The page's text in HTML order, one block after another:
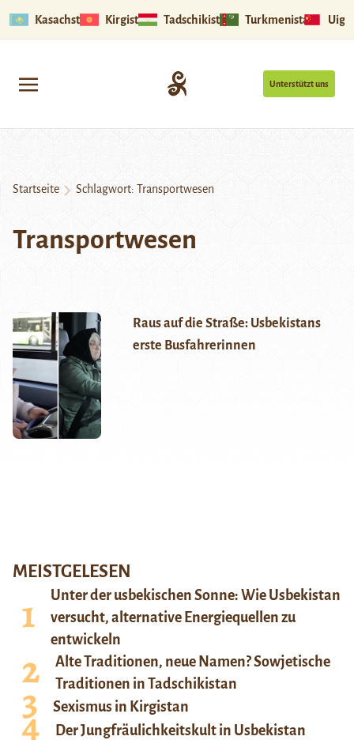
Kasachstan Kirgistan Tadschikistan Turkmenistan
Unterstützt uns
Startseite Schlagwort: Transportwesen
Transportwesen
Raus auf die Straße: Usbekistans
erste Busfahrerinnen
MEISTGELESEN
Unter der usbekischen Sonne: Wie Usbekistan
versucht, alternative Energiequellen zu
entwickeln
Alte Traditionen, neue Namen? Sowjetische
Traditionen in Tadschikistan
Sexismus in Kirgistan
Der Jungfräulichkeitskult in Usbekistan